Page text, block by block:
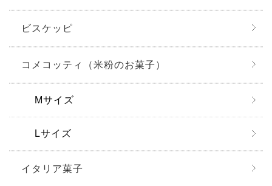
ビスケッピ
コメコッティ（米粉のお菓子）
Mサイズ
Lサイズ
イタリア菓子